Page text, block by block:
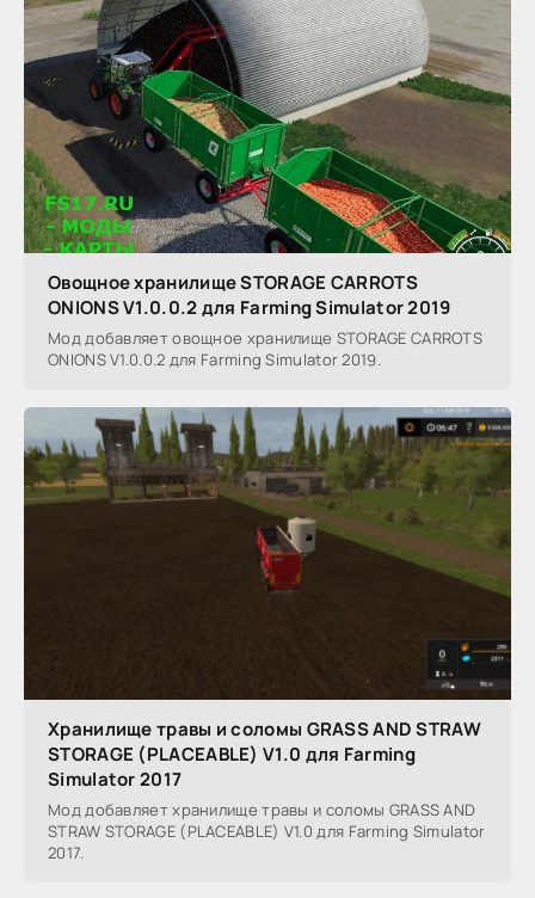
Овощное хранилище STORAGE CARROTS
ONIONS V1.0.0.2 для Farming Simulator 2019
Мод добавляет овощное хранилище STORAGE CARROTS
ONIONS V1.0.0.2 для Farming Simulator 2019.
Хранилище травы и соломы GRASS AND STRAW
STORAGE (PLACEABLE) V1.0 для Farming
Simulator 2017
Мод добавляет хранилище травы и соломы GRASS AND
STRAW STORAGE (PLACEABLE) V1.0 для Farming Simulator
2017.